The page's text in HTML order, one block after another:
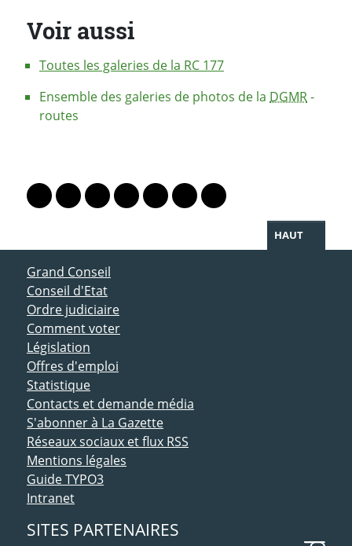
Voir aussi
Toutes les galeries de la RC 177
Ensemble des galeries de photos de la DGMR-
routes
Lien vers le profil Mastodon
Lien vers le profil Bluesky
Lien vers le profil Instagram
Lien vers le profil Linkedin
Lien vers le profil Facebook
Lien vers le profil Twitter
Partager par WhatsApp
HAUT
ACCÈS DIRECT
Grand Conseil
Conseil d'Etat
Ordre judiciaire
Comment voter
Législation
Offres d'emploi
Statistique
Contacts et demande média
S'abonner à La Gazette
Réseaux sociaux et flux RSS
Mentions légales
Guide TYPO3
Intranet
SITES PARTENAIRES